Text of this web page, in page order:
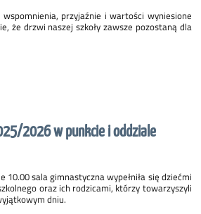
przyjaźnie i wartości wyniesione
że drzwi naszej szkoły zawsze pozostaną dla
2026 w punkcie i oddziale
10.00 sala gimnastyczna wypełniła się dziećmi
oraz ich rodzicami, którzy towarzyszyli
dniu.